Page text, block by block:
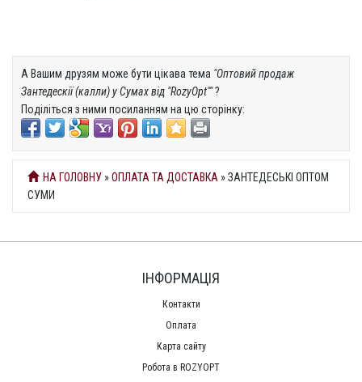
А Вашим друзям може бути цікава тема "Оптовий продаж
Зантедескії (калли) у Сумах від "RozyOpt""?
Поділіться з ними посиланням на цю сторінку:
НА ГОЛОВНУ »ОПЛАТА ТА ДОСТАВКА » ЗАНТЕДЕСЬКІ ОПТОМ
СУМИ
ІНФОРМАЦІЯ
Контакти
Оплата
Карта сайту
Робота в ROZYOPT